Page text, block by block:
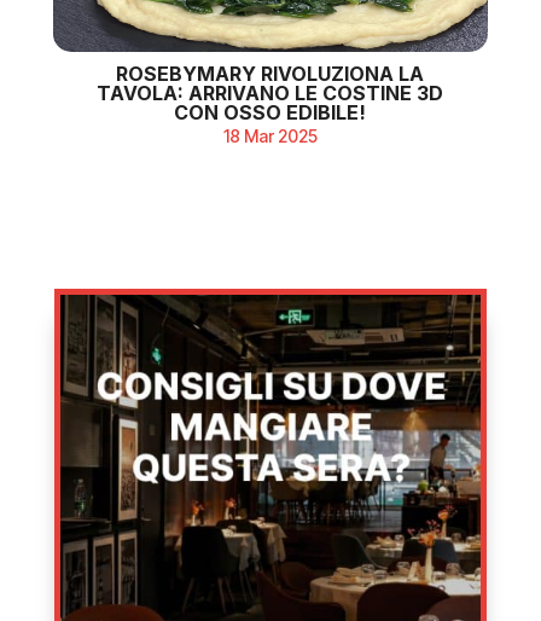
ROSEBYMARY RIVOLUZIONA LA
TAVOLA: ARRIVANO LE COSTINE 3D
CON OSSO EDIBILE!
18 Mar 2025